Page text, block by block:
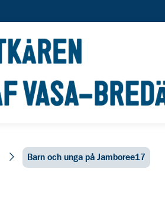
Barn och unga på Jamboree17